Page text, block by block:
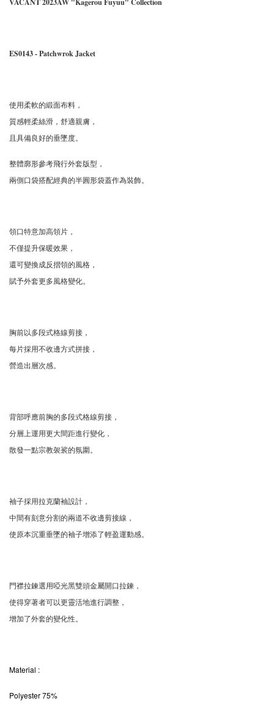
VACANT 2023AW "Kagerou Fuyuu" Collection
ES0143 - Patchwrok Jacket
使用柔軟的緞面布料，
質感輕柔絲滑，舒適親膚，
且具備良好的垂墜度。
整體廓形參考飛行外套版型，
兩側口袋搭配經典的半圓形袋蓋作為裝飾。
領口特意加高領片，
不僅提升保暖效果，
還可變換成反摺領的風格，
賦予外套更多風格變化。
胸前以多段式格線剪接，
每片採用不收邊方式拼接，
營造出層次感。
背部呼應前胸的多段式格線剪接，
分層上運用更大間距進行變化，
散發一點宗教袈裟的氛圍。
袖子採用拉克蘭袖設計，
中間有刻意分割的兩道不收邊剪接線，
使原本沉重垂墜的袖子增添了輕盈運動感。
門襟拉鍊選用啞光黑雙頭金屬開口拉鍊，
使得穿著者可以更靈活地進行調整，
增加了外套的變化性。
Material :
Polyester 75%